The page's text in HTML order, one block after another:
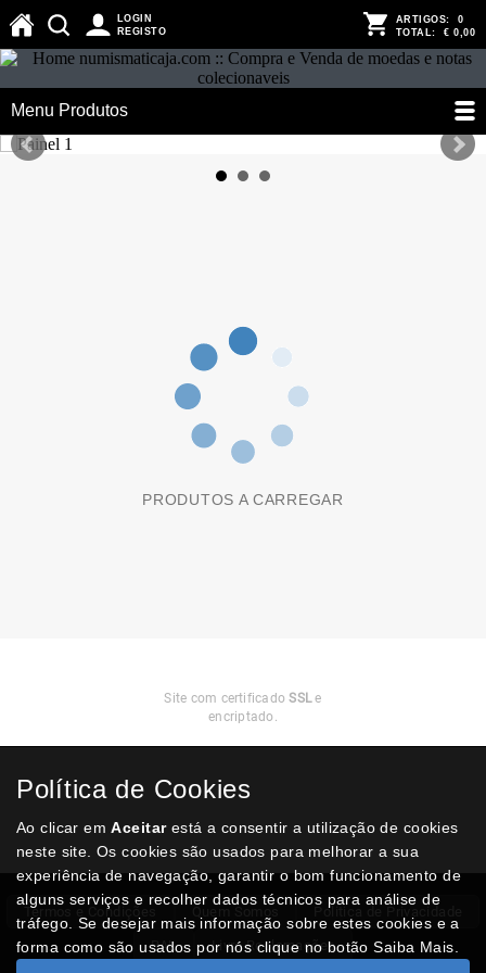
LOGIN
REGISTO
ARTIGOS: 0
TOTAL: € 0,00
Menu Produtos
PRODUTOS A CARREGAR
Site com certificadoSSLe
encriptado.
Termos e Condições Politica de Privacidade
RAL Livro Reclamações
Política de Cookies
Ao clicar emAceitarestá a consentir a utilização de cookies
neste site. Os cookies são usados para melhorar a sua
experiência de navegação, garantir o bom funcionamento de
alguns serviços e recolher dados técnicos para análise de
tráfego. Se desejar mais informação sobre estes cookies e a
forma como são usados por nós clique no botão Saiba Mais.